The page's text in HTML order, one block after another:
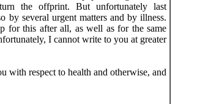
the offprint. But unfortunately last
by several urgent matters and by illness.
for this after all, as well as for the same
I cannot write to you at greater
with respect to health and otherwise, and